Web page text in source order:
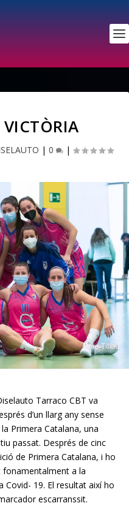
| 0 |
Tarraco CBT va
d’un llarg any sense
Primera Catalana, una
passat. Després de cinc
de Primera Catalana, i ho
fonamentalment a la
Covid- 19. El resultat així ho
escarranssit.